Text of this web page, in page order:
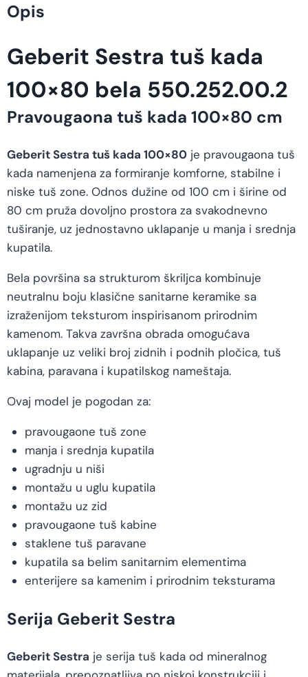
Opis
Geberit Sestra tuš kada
100×80 bela 550.252.00.2
Pravougaona tuš kada 100×80 cm
Geberit Sestra tuš kada 100×80 je pravougaona tuš
kada namenjena za formiranje komforne, stabilne i
niske tuš zone. Odnos dužine od 100 cm i širine od
80 cm pruža dovoljno prostora za svakodnevno
tuširanje, uz jednostavno uklapanje u manja i srednja
kupatila.
Bela površina sa strukturom škriljca kombinuje
neutralnu boju klasične sanitarne keramike sa
izraženijom teksturom inspirisanom prirodnim
kamenom. Takva završna obrada omogućava
uklapanje uz veliki broj zidnih i podnih pločica, tuš
kabina, paravana i kupatilskog nameštaja.
Ovaj model je pogodan za:
pravougaone tuš zone
manja i srednja kupatila
ugradnju u niši
montažu u uglu kupatila
montažu uz zid
pravougaone tuš kabine
staklene tuš paravane
kupatila sa belim sanitarnim elementima
enterijere sa kamenim i prirodnim teksturama
Serija Geberit Sestra
Geberit Sestra je serija tuš kada od mineralnog